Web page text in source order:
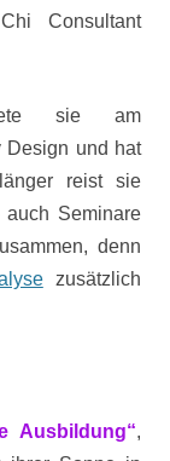
Consultant
sie am
Design und hat
reist sie
Seminare
denn
zusätzlich
Ausbildung“,